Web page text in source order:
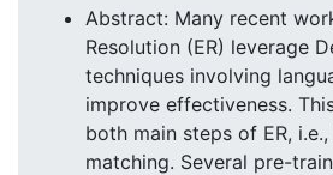
Abstract: Many recent
Resolution (ER) leverage
techniques involving
improve effectiveness.
both main steps of ER,
matching. Several pre-